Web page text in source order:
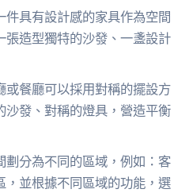
件具有設計感的家具作為空間
張造型獨特的沙發、一盞設計
或餐廳可以採用對稱的擺設方
沙發、對稱的燈具，營造平衡
劃分為不同的區域，例如：客
，並根據不同區域的功能，選